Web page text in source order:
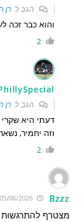
הגב לרן
והוא כבר זכה
2
הגב לרן
דעתי היא שקרי
וזה יחמיר,
2
Bzzz
05/06/2026 7:30:00